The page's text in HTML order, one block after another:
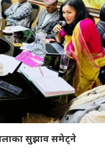
सुझाव समेट्ने